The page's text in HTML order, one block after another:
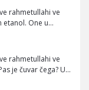
rahmetullahi ve
etanol. One u…
rahmetullahi ve
je čuvar čega? U…